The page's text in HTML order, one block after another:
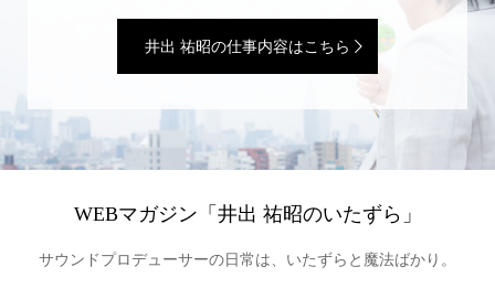
井出 祐昭の仕事内容はこちら
WEBマガジン「井出 祐昭のいたずら」
サウンドプロデューサーの日常は、いたずらと魔法ばかり。